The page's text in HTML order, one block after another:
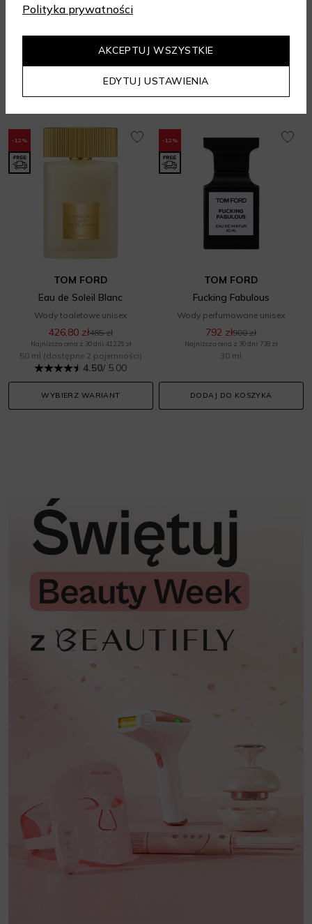
1 400 zł
-12%
TOM FORD
Eau de Soleil Blanc
Wody toaletowe unisex
426,80 zł485 zł
Najniższa cena z 30 dni: 412,25 zł
50 ml (dostępne 2 pojemności)
4.50/ 5.00
WYBIERZ WARIANT
-12%
TOM FORD
Fucking Fabulous
Wody perfumowane unisex
792 zł900 zł
Najniższa cena z 30 dni: 738 zł
30 ml
DODAJ DO KOSZYKA
Polityka prywatności
EDYTUJ USTAWIENIA
AKCEPTUJ WSZYSTKIE